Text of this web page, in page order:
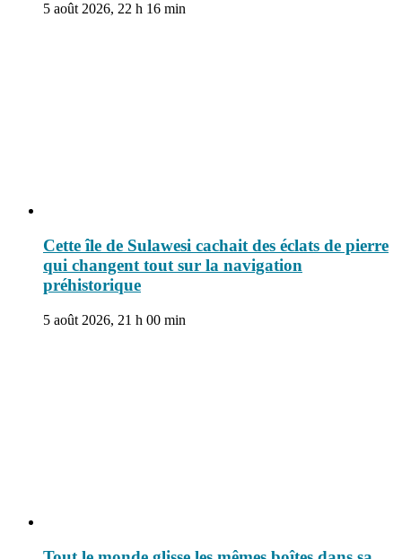
5 août 2026, 22 h 16 min
Cette île de Sulawesi cachait des éclats de pierre
qui changent tout sur la navigation
préhistorique
5 août 2026, 21 h 00 min